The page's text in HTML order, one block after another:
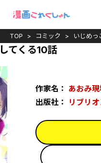
TOP コミック いじめっ
てくる10話
作家名： あおみ
出版社：
リブリ